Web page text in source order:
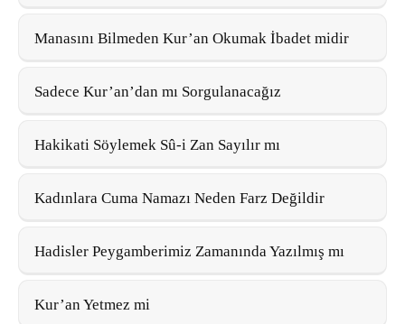
Manasını Bilmeden Kur’an Okumak İbadet midir
Sadece Kur’an’dan mı Sorgulanacağız
Hakikati Söylemek Sû-i Zan Sayılır mı
Kadınlara Cuma Namazı Neden Farz Değildir
Hadisler Peygamberimiz Zamanında Yazılmış mı
Kur’an Yetmez mi